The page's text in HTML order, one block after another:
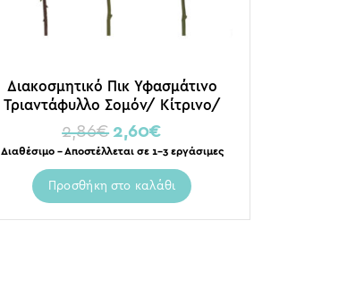
Διακοσμητικό Πικ Υφασμάτινο
Τριαντάφυλλο Σομόν/ Κίτρινο/
Πορτοκαλί, Σε 3 Διαφορετικά
Χρώματα
2,86€ 2,60€
Διαθέσιμο – Αποστέλλεται σε 1-3 εργάσιμες
Προσθήκη στο καλάθι